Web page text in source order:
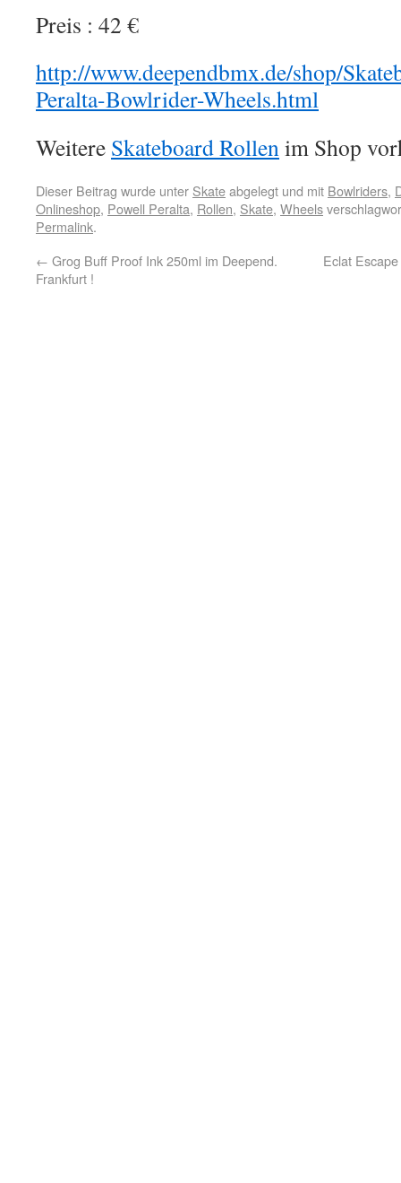
Preis : 42 €
http://www.deependbmx.de/shop/
Peralta-Bowlrider-Wheels.html
Weitere Skateboard Rollenim Shop
Dieser Beitrag wurde unter Skateabgelegt und mit Bowlriders,
Onlineshop, Powell Peralta, Rollen, Skate, Wheels
Permalink.
← Grog Buff Proof Ink 250ml im Deepend.
Frankfurt !
Eclat